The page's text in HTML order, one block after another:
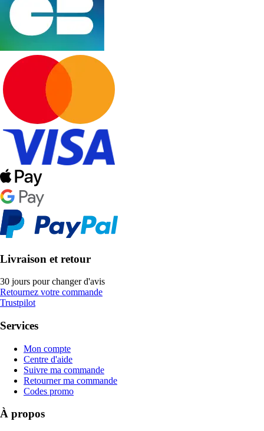
Livraison et retour
30 jours pour changer d'avis
Retournez votre commande
Trustpilot
Services
Mon compte
Centre d'aide
Suivre ma commande
Retourner ma commande
Codes promo
À propos